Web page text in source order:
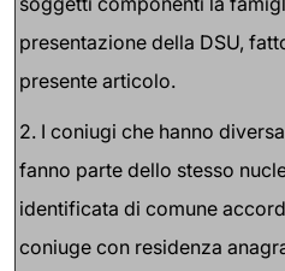
presentazione della DSU,
presente articolo.
2. I coniugi che hanno
fanno parte dello stesso
identificata di comune
coniuge con residenza